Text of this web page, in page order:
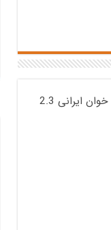
دوربین پلاک خوان ایرانی 2.3